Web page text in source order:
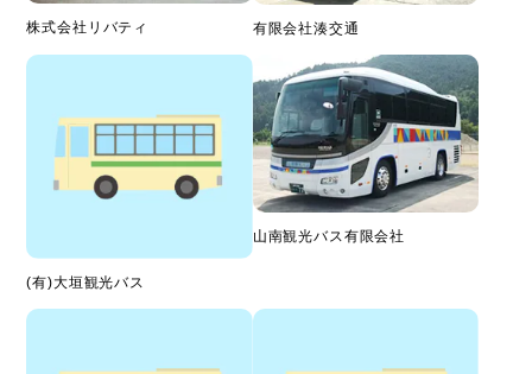
株式会社リバティ 有限会社湊交通
(有)大垣観光バス
山南観光バス有限会社